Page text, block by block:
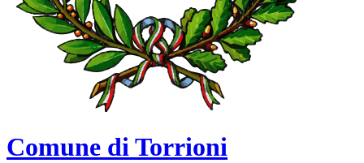
Comune di Torrioni